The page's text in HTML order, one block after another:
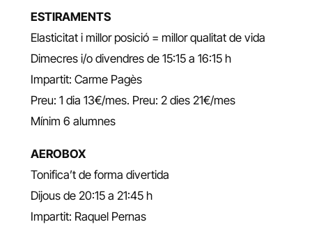
ESTIRAMENTS
Elasticitat i millor posició = millor qualitat de vida
Dimecres i/o divendres de 15:15 a 16:15 h
Impartit: Carme Pagès
Preu: 1 dia 13€/mes. Preu: 2 dies 21€/mes
Mínim 6 alumnes
AEROBOX
Tonifica’t de forma divertida
Dijous de 20:15 a 21:45 h
Impartit: Raquel Pernas